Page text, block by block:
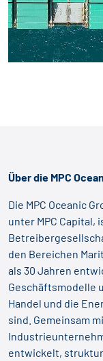
Über die MPC
Die MPC Oceanic
unter MPC
den Bereichen
als 30 Jahren
Geschäftsmodelle
Handel und die
sind. Gemeinsam
entwickelt,